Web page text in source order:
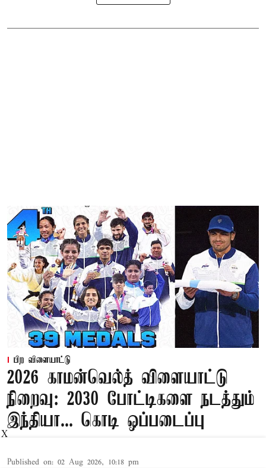
பிற விளையாட்டு
2026 காமன்வெல்த் விளையாட்டு
நிறைவு: 2030 போட்டிகளை நடத்தும்
இந்தியா... கொடி ஒப்படைப்பு
Published on: 02 Aug 2026, 10:18 pm
X